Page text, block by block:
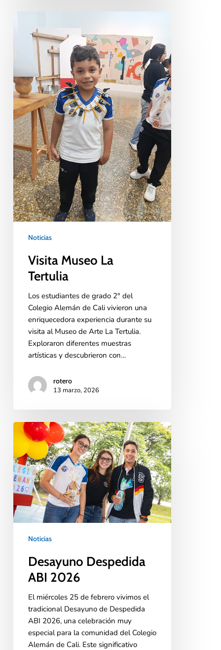
Noticias
Visita Museo La
Tertulia
Los estudiantes de grado 2° del
Colegio Alemán de Cali vivieron una
enriquecedora experiencia durante su
visita al Museo de Arte La Tertulia.
Exploraron diferentes muestras
artísticas y descubrieron con…
rotero
13 marzo, 2026
Noticias
Desayuno Despedida
ABI 2026
El miércoles 25 de febrero vivimos el
tradicional Desayuno de Despedida
ABI 2026, una celebración muy
especial para la comunidad del Colegio
Alemán de Cali. Este significativo